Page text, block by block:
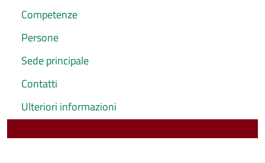
Competenze
Persone
Sede principale
Contatti
Ulteriori informazioni